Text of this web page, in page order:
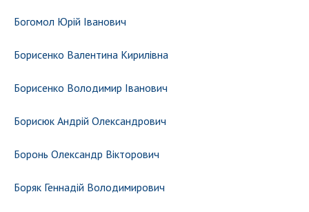
Богомол Юрій Іванович
Борисенко Валентина Кирилівна
Борисенко Володимир Іванович
Борисюк Андрій Олександрович
Боронь Олександр Вікторович
Боряк Геннадій Володимирович